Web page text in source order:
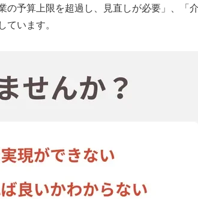
予算上限を超過し、見直しが必要」、「
ています。